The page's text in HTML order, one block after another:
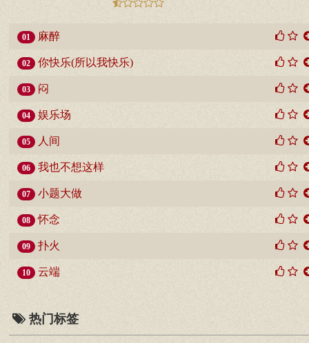
01 麻醉
02 你快乐(所以我快乐)
03 闷
04 娱乐场
05 人间
06 我也不想这样
07 小题大做
08 怀念
09 扑火
10 云端
热门标签